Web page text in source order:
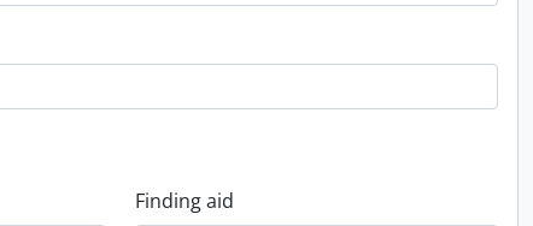
Finding aid